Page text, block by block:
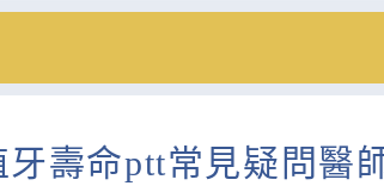
牙壽命ptt常見疑問醫